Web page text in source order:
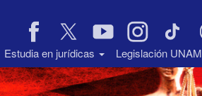
Estudia en jurídicas Legislación UNAM